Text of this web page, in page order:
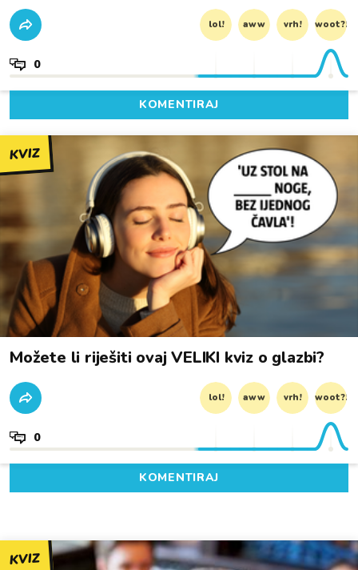
lol! aww vrh! woot?!
0
KOMENTIRAJ
KVIZ
Možete li riješiti ovaj VELIKI kviz o glazbi?
lol! aww vrh! woot?!
0
KOMENTIRAJ
KVIZ